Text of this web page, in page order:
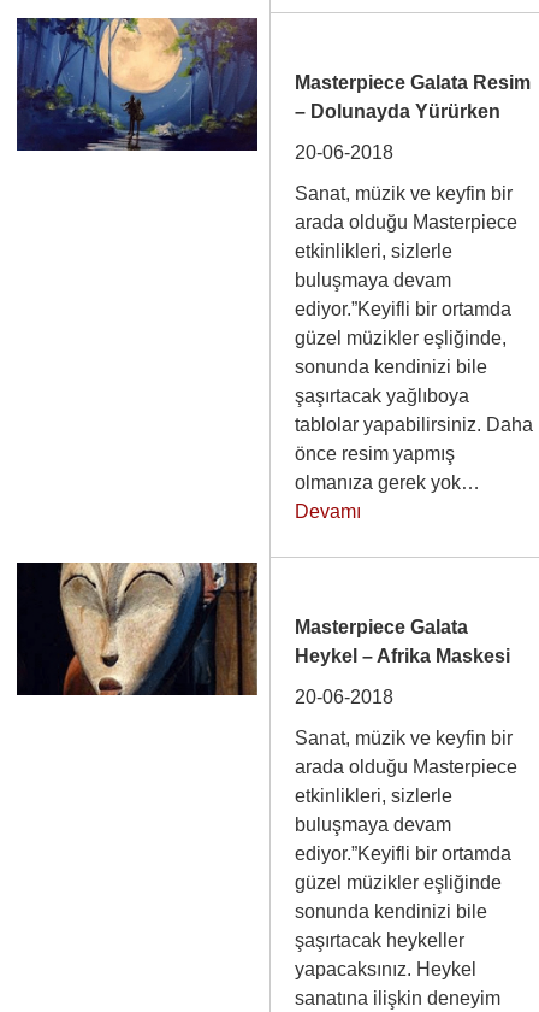
Masterpiece Galata Resim
– Dolunayda Yürürken
20-06-2018
Sanat, müzik ve keyfin bir
arada olduğu Masterpiece
etkinlikleri, sizlerle
buluşmaya devam
ediyor.”Keyifli bir ortamda
güzel müzikler eşliğinde,
sonunda kendinizi bile
şaşırtacak yağlıboya
tablolar yapabilirsiniz. Daha
önce resim yapmış
olmanıza gerek yok…
Devamı
Masterpiece Galata
Heykel – Afrika Maskesi
20-06-2018
Sanat, müzik ve keyfin bir
arada olduğu Masterpiece
etkinlikleri, sizlerle
buluşmaya devam
ediyor.”Keyifli bir ortamda
güzel müzikler eşliğinde
sonunda kendinizi bile
şaşırtacak heykeller
yapacaksınız. Heykel
sanatına ilişkin deneyim